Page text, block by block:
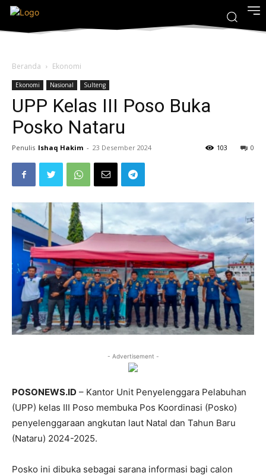
Beranda Ekonomi
Ekonomi Nasional Sulteng
UPP Kelas III Poso Buka
Posko Nataru
Penulis Ishaq Hakim - 23 Desember 2024 0
103
- Advertisement -
POSONEWS.ID – Kantor Unit Penyelenggara Pelabuhan
(UPP) kelas III Poso membuka Pos Koordinasi (Posko)
penyelenggaraan angkutan laut Natal dan Tahun Baru
(Nataru) 2024-2025.
Posko ini dibuka sebagai sarana informasi bagi calon